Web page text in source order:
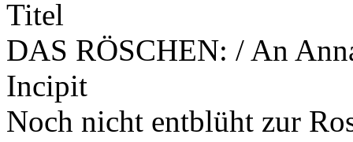
Titel
DAS RÖSCHEN: / An
Incipit
Noch nicht entblüht zur